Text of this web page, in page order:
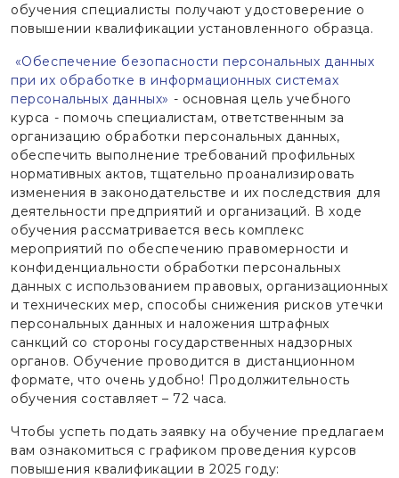
обучения специалисты получают удостоверение о
повышении квалификации установленного образца.
«Обеспечение безопасности персональных данных
при их обработке в информационных системах
персональных данных» - основная цель учебного
курса - помочь специалистам, ответственным за
организацию обработки персональных данных,
обеспечить выполнение требований профильных
нормативных актов, тщательно проанализировать
изменения в законодательстве и их последствия для
деятельности предприятий и организаций. В ходе
обучения рассматривается весь комплекс
мероприятий по обеспечению правомерности и
конфиденциальности обработки персональных
данных с использованием правовых, организационных
и технических мер, способы снижения рисков утечки
персональных данных и наложения штрафных
санкций со стороны государственных надзорных
органов. Обучение проводится в дистанционном
формате, что очень удобно! Продолжительность
обучения составляет – 72 часа.
Чтобы успеть подать заявку на обучение предлагаем
вам ознакомиться с графиком проведения курсов
повышения квалификации в 2025 году: